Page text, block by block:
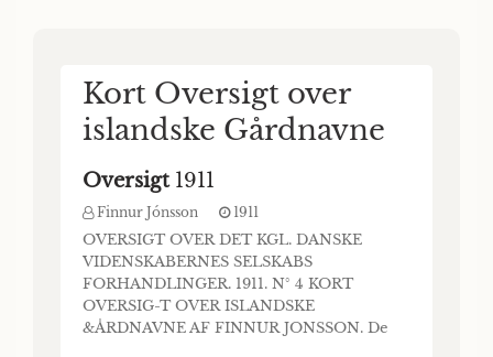
Kort Oversigt over
islandske Gårdnavne
Oversigt 1911
Finnur Jónsson 1911
OVERSIGT OVER DET KGL. DANSKE
VIDENSKABERNES SELSKABS
FORHANDLINGER. 1911. N° 4 KORT
OVERSIG-T OVER ISLANDSKE
&ÅRDNAVNE AF FINNUR JONSSON. De